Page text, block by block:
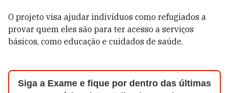
O projeto visa ajudar indivíduos como refugiados a
provar quem eles são para ter acesso a serviços
básicos, como educação e cuidados de saúde.
Siga a Exame e fique por dentro das últimas